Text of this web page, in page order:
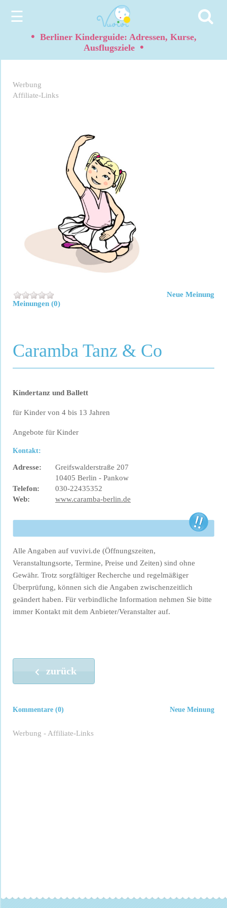
☰
• Berliner Kinderguide: Adressen, Kurse,
Ausflugsziele •
Werbung
Affiliate-Links
Meinungen (0)
Neue Meinung
Caramba Tanz & Co
Kindertanz und Ballett
für Kinder von 4 bis 13 Jahren
Angebote für Kinder
Kontakt:
Adresse:
Greifswalderstraße 207
10405 Berlin - Pankow
Telefon:
030-22435352
Web:
www.caramba-berlin.de
Alle Angaben auf vuvivi.de (Öffnungszeiten,
Veranstaltungsorte, Termine, Preise und Zeiten) sind ohne
Gewähr. Trotz sorgfältiger Recherche und regelmäßiger
Überprüfung, können sich die Angaben zwischenzeitlich
geändert haben. Für verbindliche Information nehmen Sie bitte
immer Kontakt mit dem Anbieter/Veranstalter auf.
zurück
Neue Meinung
Kommentare (0)
Werbung - Affiliate-Links